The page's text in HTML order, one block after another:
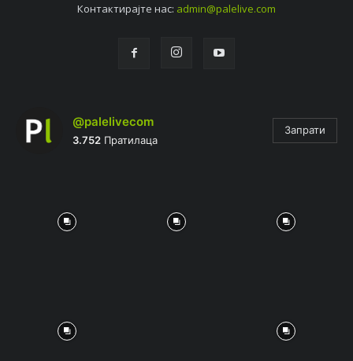
Контактирајтe нас: admin@palelive.com
@palelivecom
3.752 Пратилаца
Запрати